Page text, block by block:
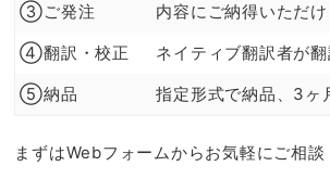
③ご発注
内容にご納得いただ
④翻訳・校正
ネイティブ翻訳者が
⑤納品
指定形式で納品、3ヶ
まずはWebフォームからお気軽にご相談